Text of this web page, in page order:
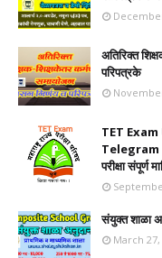
अतिरिक्त
परिपत्रके
TET
Telegram
परीक्षा संपूर्ण
संयुक्त
March 27,